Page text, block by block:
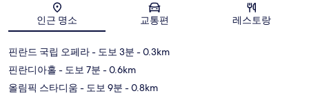
지도
인근 명소 교통편 레스토랑
핀란드 국립 오페라- 도보 3분 - 0.3km
핀란디아홀 - 도보 7분 - 0.6km
올림픽 스타디움 - 도보 9분 - 0.8km